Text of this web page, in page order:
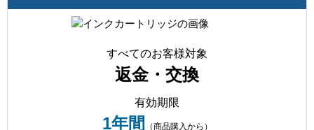
すべてのお客様対象
返金・交換
有効期限
1年間 （商品購入から）